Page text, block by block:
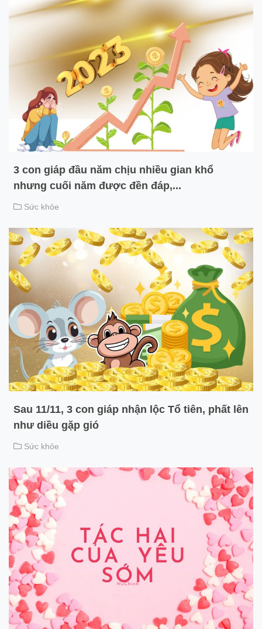
3 con giáp đầu năm chịu nhiều gian khổ
nhưng cuối năm được đền đáp,...
Sức khỏe
Sau 11/11, 3 con giáp nhận lộc Tổ tiên, phất lên
như diều gặp gió
Sức khỏe